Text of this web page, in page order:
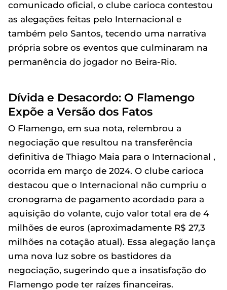
comunicado oficial, o clube carioca contestou
as alegações feitas pelo Internacional e
também pelo Santos, tecendo uma narrativa
própria sobre os eventos que culminaram na
permanência do jogador no Beira-Rio.
Dívida e Desacordo: O Flamengo
Expõe a Versão dos Fatos
O Flamengo, em sua nota, relembrou a
negociação que resultou na transferência
definitiva de Thiago Maia para o Internacional ,
ocorrida em março de 2024. O clube carioca
destacou que o Internacional não cumpriu o
cronograma de pagamento acordado para a
aquisição do volante, cujo valor total era de 4
milhões de euros (aproximadamente R$ 27,3
milhões na cotação atual). Essa alegação lança
uma nova luz sobre os bastidores da
negociação, sugerindo que a insatisfação do
Flamengo pode ter raízes financeiras.